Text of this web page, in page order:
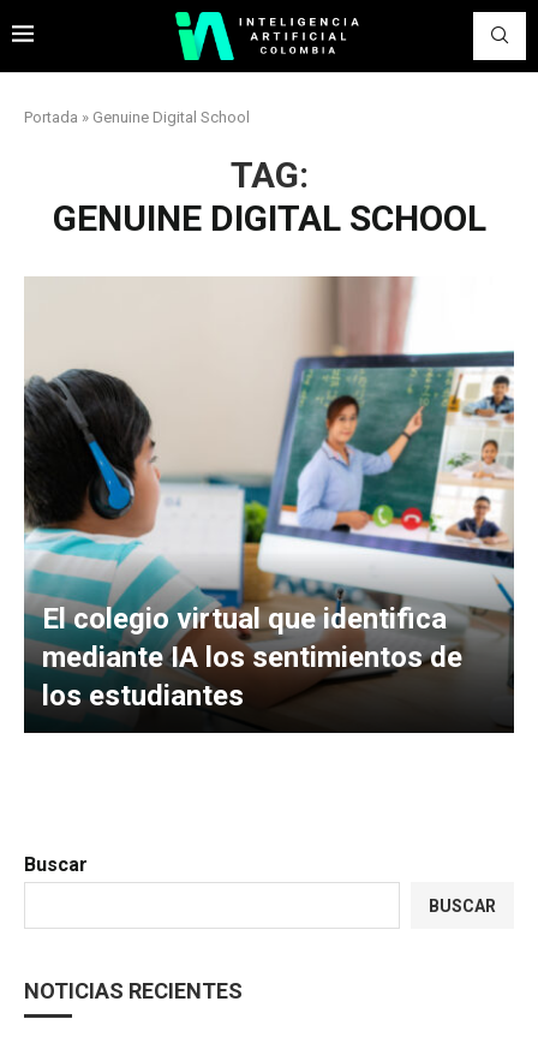
Portada » Genuine Digital School
TAG:
GENUINE DIGITAL SCHOOL
El colegio virtual que identifica
mediante IA los sentimientos de
los estudiantes
Buscar
BUSCAR
NOTICIAS RECIENTES